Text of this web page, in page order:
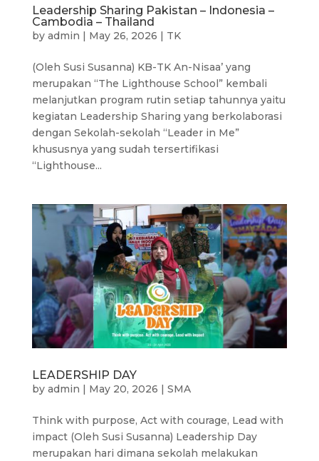
Leadership Sharing Pakistan – Indonesia –
Cambodia – Thailand
by admin May 26, 2026 TK
(Oleh Susi Susanna) KB-TK An-Nisaa’ yang
merupakan “The Lighthouse School” kembali
melanjutkan program rutin setiap tahunnya yaitu
kegiatan Leadership Sharing yang berkolaborasi
dengan Sekolah-sekolah “Leader in Me”
khususnya yang sudah tersertifikasi
“Lighthouse...
LEADERSHIP DAY
by admin | May 20, 2026 | SMA
Think with purpose, Act with courage, Lead with
impact (Oleh Susi Susanna) Leadership Day
merupakan hari dimana sekolah melakukan